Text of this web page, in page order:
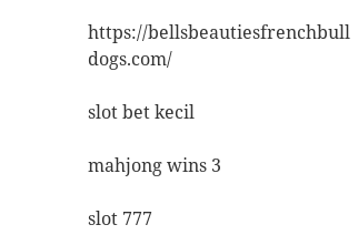
https://bellsbeautiesfrenchbull
dogs.com/
slot bet kecil
mahjong wins 3
slot 777